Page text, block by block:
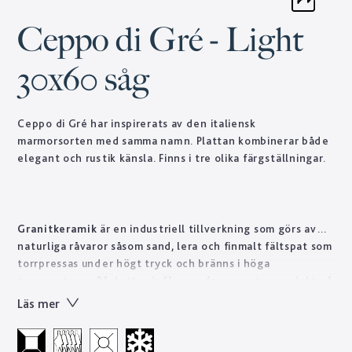
Ceppo di Gré - Light
30x60 såg
Ceppo di Gré har inspirerats av den italiensk
marmorsorten med samma namn. Plattan kombinerar både
elegant och rustik känsla. Finns i tre olika färgställningar.
Granitkeramik är en industriell tillverkning som görs av
naturliga råvaror såsom sand, lera och finmalt fältspat som
torrpressas under högt tryck och bränns i höga
kort tid som skulle ta naturen tusentals år att forma.
lätt att sköta till skillnad från natursten som ofta kräver
Läs mer